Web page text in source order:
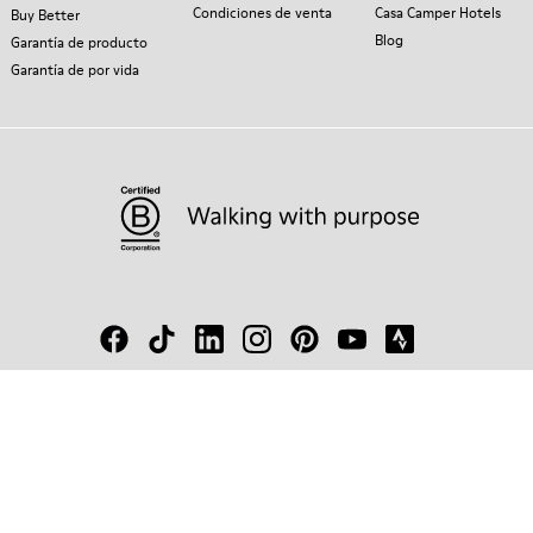
Buy Better
Garantía de producto
Garantía de por vida
Condiciones de venta
Casa Camper Hotels
Blog